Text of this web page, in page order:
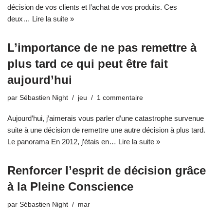
décision de vos clients et l’achat de vos produits. Ces
deux… Lire la suite »
L’importance de ne pas remettre à
plus tard ce qui peut être fait
aujourd’hui
par Sébastien Night jeu 1 commentaire
Aujourd’hui, j’aimerais vous parler d’une catastrophe survenue
suite à une décision de remettre une autre décision à plus tard.
Le panorama En 2012, j’étais en… Lire la suite »
Renforcer l’esprit de décision grâce
à la Pleine Conscience
par Sébastien Night mar